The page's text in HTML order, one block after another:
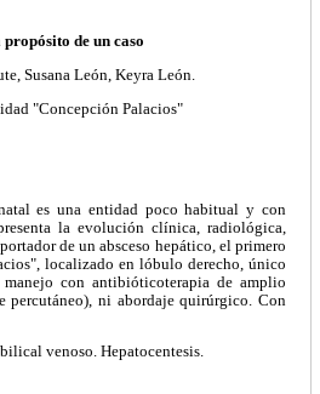
de un caso
Susana León, Keyra León.
"Concepción Palacios"
es una entidad poco habitual y con
la evolución clínica, radiológica,
de un absceso hepático, el primero
localizado en lóbulo derecho, único
manejo con antibióticoterapia de amplio
percutáneo), ni abordaje quirúrgico. Con
venoso. Hepatocentesis.